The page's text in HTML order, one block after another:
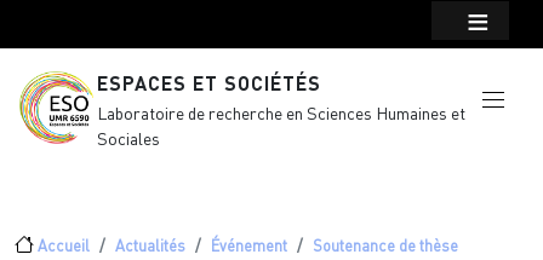
ESPACES ET SOCIÉTÉS
Laboratoire de recherche en Sciences Humaines et
Sociales
Fil d'Ariane
Accueil Actualités Événement
Soutenance de thèse